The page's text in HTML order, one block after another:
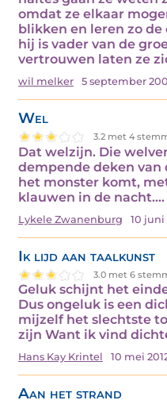
omdat ze elkaar
blikken en leren zo de
hij is vader van de
vertrouwen laten ze
wil melker 5 september
Wel
3.2 met 4
Dat welzijn. Die
dempende deken van
het monster komt,
klauwen in de nacht.…
Lykele Zwanenburg 10 juni
Ik lijd aan taalkunst
3.0 met 6
Geluk schijnt het
Dus ongeluk is een
mijzelf het slechtste
zijn Want ik vind
Hans Kay Krintel 10 mei
Aan het strand